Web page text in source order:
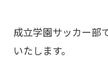
成立学園サッカー部
いたします。